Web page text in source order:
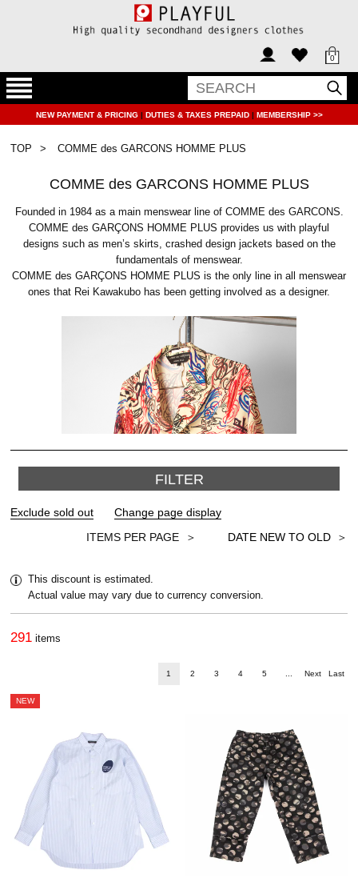
0
NEW PAYMENT & PRICING | DUTIES & TAXES PREPAID | MEMBERSHIP >>
TOP COMME des GARCONS HOMME PLUS
COMME des GARCONS HOMME PLUS
Founded in 1984 as a main menswear line of COMME des GARCONS.
COMME des GARÇONS HOMME PLUS provides us with playful
designs such as men’s skirts, crashed design jackets based on the
fundamentals of menswear.
COMME des GARÇONS HOMME PLUS is the only line in all menswear
ones that Rei Kawakubo has been getting involved as a designer.
FILTER
＞
This discount is estimated.
Actual value may vary due to currency conversion.
291 items
1 2 3 4 5 ... Next Last
NEW